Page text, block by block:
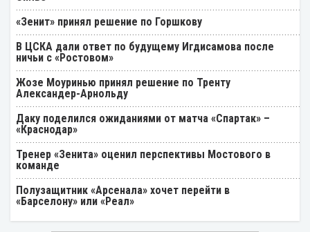
«Зенит» принял решение по Горшкову
В ЦСКА дали ответ по будущему Игдисамова после
ничьи с «Ростовом»
Жозе Моуринью принял решение по Тренту
Александер-Арнольду
Даку поделился ожиданиями от матча «Спартак» –
«Краснодар»
Тренер «Зенита» оценил перспективы Мостового в
команде
Полузащитник «Арсенала» хочет перейти в
«Барселону» или «Реал»